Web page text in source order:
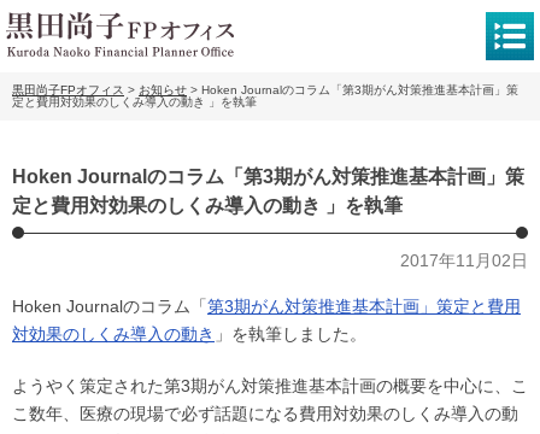
黒田尚子FPオフィス > お知らせ > Hoken Journalのコラム「第3期がん対策推進基本計画」策
定と費用対効果のしくみ導入の動き 」を執筆
Hoken Journalのコラム「第3期がん対策推進基本計画」策
定と費用対効果のしくみ導入の動き 」を執筆
2017年11月02日
Hoken Journalのコラム「第3期がん対策推進基本計画」策定と費用
対効果のしくみ導入の動き 」を執筆しました。
ようやく策定された第3期がん対策推進基本計画の概要を中心に、こ
こ数年、医療の現場で必ず話題になる費用対効果のしくみ導入の動